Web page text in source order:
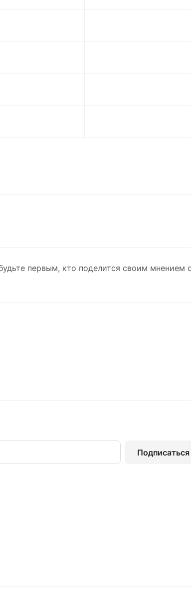
первым, кто поделится своим мнением
Подписаться